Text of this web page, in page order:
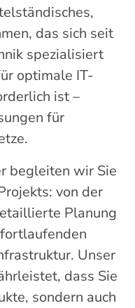
das sich seit
spezialisiert
optimale IT-
ist –
für
begleiten wir Sie
von der
Planung
Unser
dass Sie
sondern auch